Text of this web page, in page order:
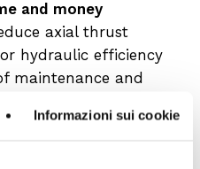
Informazioni sui cookie
and money
axial thrust
hydraulic efficiency
maintenance and